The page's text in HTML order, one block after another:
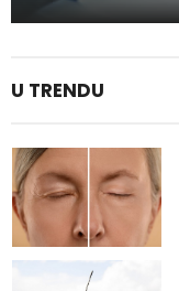
U TRENDU